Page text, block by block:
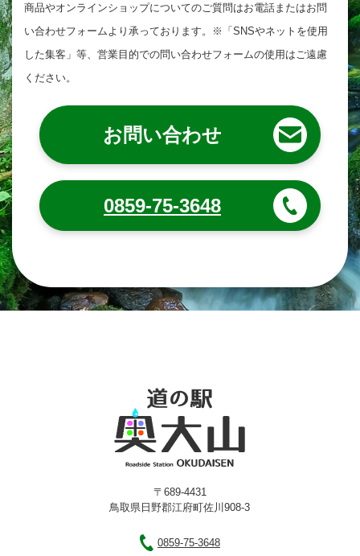
商品やオンラインショップについてのご質問はお電話またはお問
い合わせフォームより承っております。 ※「SNSやネットを使用
した集客」等、営業目的での問い合わせフォームの使用はご遠慮
ください。
お問い合わせ
0859-75-3648
〒689-4431
鳥取県日野郡江府町佐川908-3
0859-75-3648